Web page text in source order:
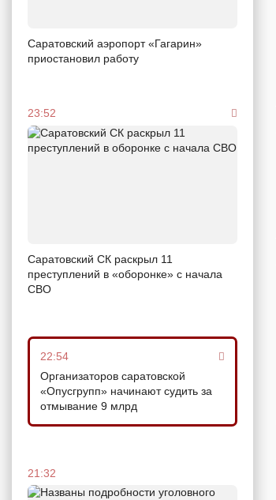
Саратовский аэропорт «Гагарин»
приостановил работу
23:52
Саратовский СК раскрыл 11
преступлений в «оборонке» с начала
СВО
22:54
Организаторов саратовской
«Опусгрупп» начинают судить за
отмывание 9 млрд
21:32